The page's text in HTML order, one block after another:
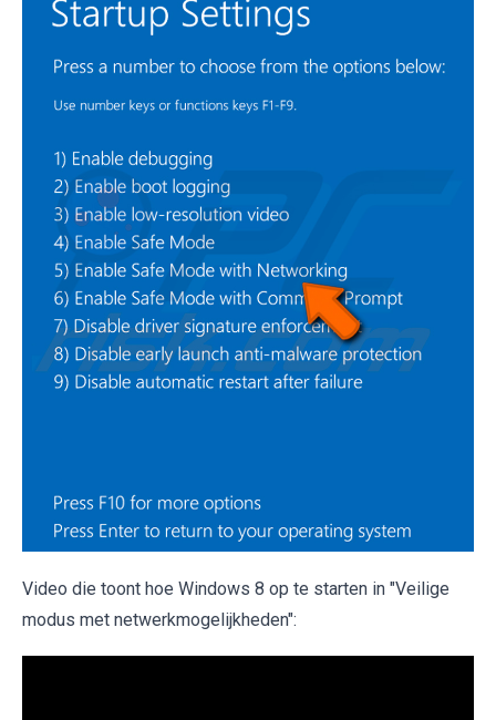
Video die toont hoe Windows 8 op te starten in "Veilige
modus met netwerkmogelijkheden":